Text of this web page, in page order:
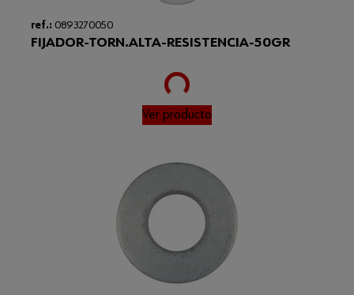
ref.: 0893270050
FIJADOR-TORN.ALTA-RESISTENCIA-50GR
Loading...
Ver producto